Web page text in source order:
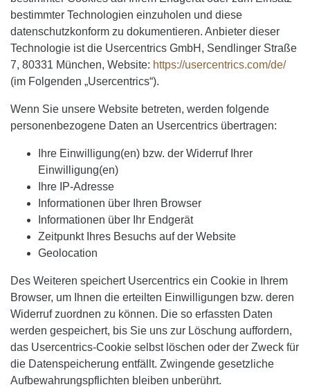
bestimmter Technologien einzuholen und diese
datenschutzkonform zu dokumentieren. Anbieter dieser
Technologie ist die Usercentrics GmbH, Sendlinger Straße
7, 80331 München, Website: https://usercentrics.com/de/
(im Folgenden „Usercentrics“).
Wenn Sie unsere Website betreten, werden folgende
personenbezogene Daten an Usercentrics übertragen:
Ihre Einwilligung(en) bzw. der Widerruf Ihrer
Einwilligung(en)
Ihre IP-Adresse
Informationen über Ihren Browser
Informationen über Ihr Endgerät
Zeitpunkt Ihres Besuchs auf der Website
Geolocation
Des Weiteren speichert Usercentrics ein Cookie in Ihrem
Browser, um Ihnen die erteilten Einwilligungen bzw. deren
Widerruf zuordnen zu können. Die so erfassten Daten
werden gespeichert, bis Sie uns zur Löschung auffordern,
das Usercentrics-Cookie selbst löschen oder der Zweck für
die Datenspeicherung entfällt. Zwingende gesetzliche
Aufbewahrungspflichten bleiben unberührt.